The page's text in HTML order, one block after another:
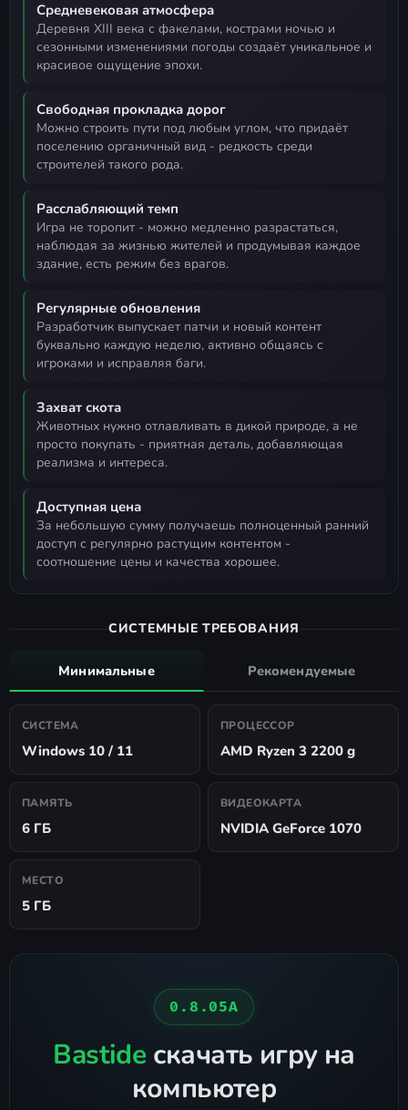
Средневековая атмосфера
деревня XIII века с факелами, кострами ночью и
сезонными изменениями погоды создаёт уникальное и
красивое ощущение эпохи.
Свободная прокладка дорог
можно строить пути под любым углом, что придаёт
поселению органичный вид - редкость среди
строителей такого рода.
Расслабляющий темп
игра не торопит - можно медленно разрастаться,
наблюдая за жизнью жителей и продумывая каждое
здание, есть режим без врагов.
Регулярные обновления
разработчик выпускает патчи и новый контент
буквально каждую неделю, активно общаясь с
игроками и исправляя баги.
Захват скота
животных нужно отлавливать в дикой природе, а не
просто покупать - приятная деталь, добавляющая
реализма и интереса.
Доступная цена
за небольшую сумму получаешь полноценный ранний
доступ с регулярно растущим контентом -
соотношение цены и качества хорошее.
СИСТЕМНЫЕ ТРЕБОВАНИЯ
Минимальные Рекомендуемые
СИСТЕМА
Windows 10 / 11
ПРОЦЕССОР
AMD Ryzen 3 2200 g
ПАМЯТЬ
6 ГБ
ВИДЕОКАРТА
NVIDIA GeForce 1070
МЕСТО
5 ГБ
0.8.05A
Bastideскачать игру на
компьютер